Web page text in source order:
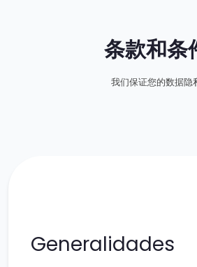
条款和条
我们保证您的数据隐
Generalidades